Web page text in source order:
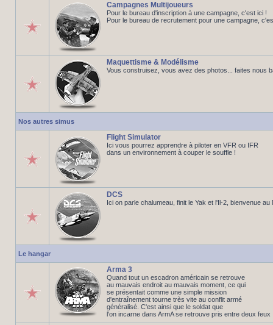
Campagnes Multijoueurs
Pour le bureau d'inscription à une campagne, c'est ici !
Pour le bureau de recrutement pour une campagne,
Maquettisme & Modélisme
Vous construisez, vous avez des photos... faites nous
Nos autres simus
Flight Simulator
Ici vous pourrez apprendre à piloter en VFR ou IFR
dans un environnement à couper le souffle !
DCS
Ici on parle chalumeau, finit le Yak et l'Il-2, bienvenue au
Le hangar
Arma 3
Quand tout un escadron américain se retrouve
au mauvais endroit au mauvais moment, ce qui
se présentait comme une simple mission
d'entraînement tourne très vite au conflit armé
généralisé. C'est ainsi que le soldat que
l'on incarne dans ArmA se retrouve pris entre deux feux